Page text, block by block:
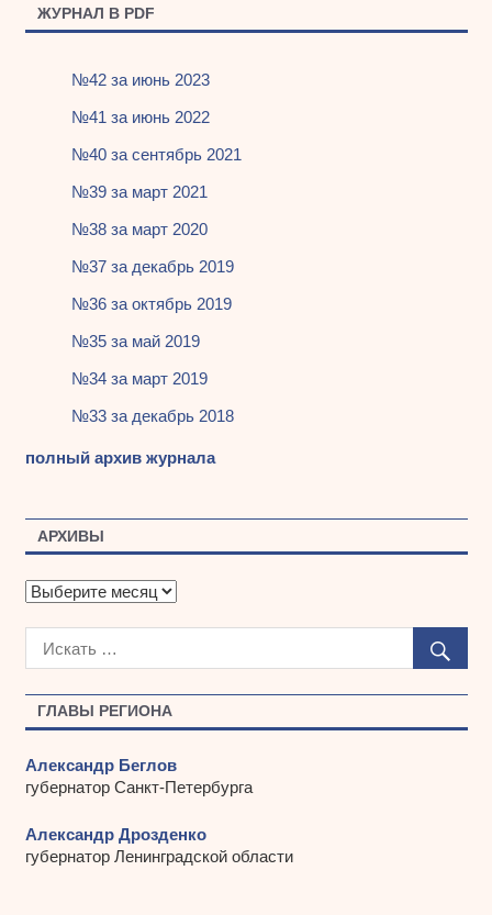
ГЛАВЫ РЕГИОНА
Александр Беглов
губернатор Санкт-Петербурга
Александр Дрозденко
губернатор Ленинградской области
ЖУРНАЛ В PDF
№42 за июнь 2023
№41 за июнь 2022
№40 за сентябрь 2021
№39 за март 2021
№38 за март 2020
№37 за декабрь 2019
№36 за октябрь 2019
№35 за май 2019
№34 за март 2019
№33 за декабрь 2018
полный архив журнала
АРХИВЫ
А
х
ы